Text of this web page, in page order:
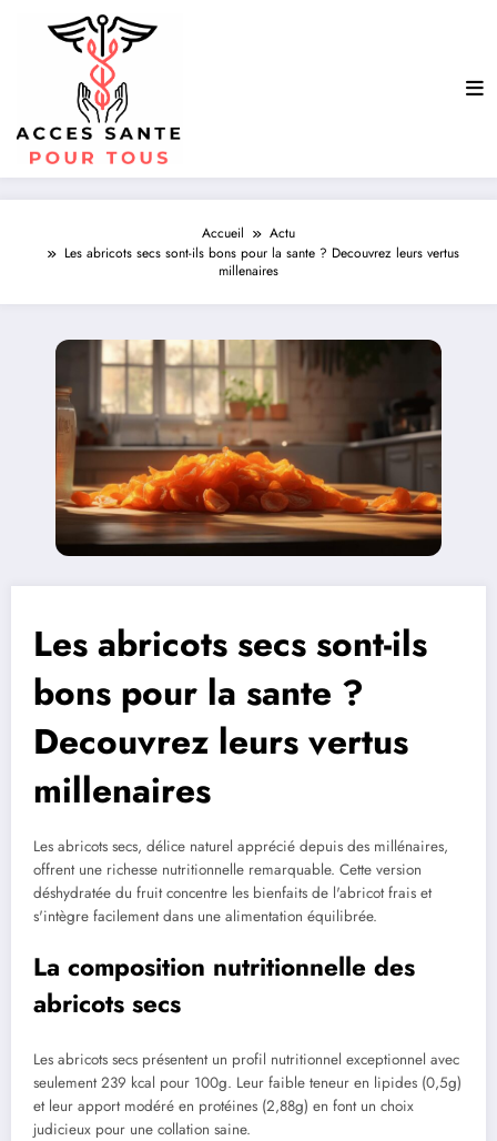
Accueil
Actu
Les abricots secs sont-ils bons pour la sante ? Decouvrez leurs vertus
millenaires
Les abricots secs sont-ils
bons pour la sante ?
Decouvrez leurs vertus
millenaires
Les abricots secs, délice naturel apprécié depuis des millénaires,
offrent une richesse nutritionnelle remarquable. Cette version
déshydratée du fruit concentre les bienfaits de l'abricot frais et
s'intègre facilement dans une alimentation équilibrée.
La composition nutritionnelle des
abricots secs
Les abricots secs présentent un profil nutritionnel exceptionnel avec
seulement 239 kcal pour 100g. Leur faible teneur en lipides (0,5g)
et leur apport modéré en protéines (2,88g) en font un choix
judicieux pour une collation saine.